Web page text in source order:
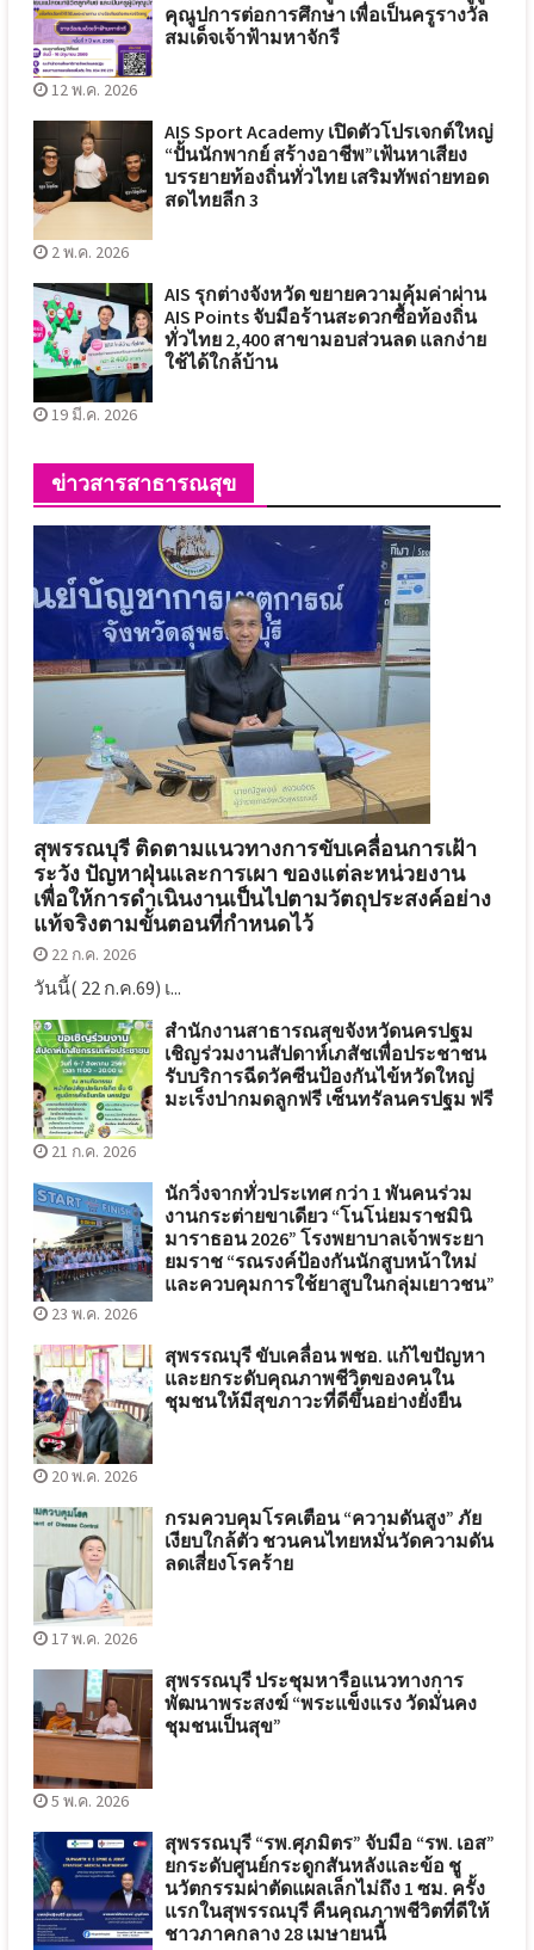
คุณูปการต่อการศึกษา เพื่อเป็นครูรางวัล
สมเด็จเจ้าฟ้ามหาจักรี
12 พ.ค. 2026
AIS Sport Academy เปิดตัวโปรเจกต์ใหญ่
“ปั้นนักพากย์ สร้างอาชีพ”เฟ้นหาเสียง
บรรยายท้องถิ่นทั่วไทย เสริมทัพถ่ายทอด
สดไทยลีก 3
2 พ.ค. 2026
AIS รุกต่างจังหวัด ขยายความคุ้มค่าผ่าน
AIS Points จับมือร้านสะดวกซื้อท้องถิ่น
ทั่วไทย 2,400 สาขามอบส่วนลด แลกง่าย
ใช้ได้ใกล้บ้าน
19 มี.ค. 2026
ข่าวสารสาธารณสุข
สุพรรณบุรี ติดตามแนวทางการขับเคลื่อนการเฝ้า
ระวัง ปัญหาฝุ่นและการเผา ของแต่ละหน่วยงาน
เพื่อให้การดำเนินงานเป็นไปตามวัตถุประสงค์อย่าง
แท้จริงตามขั้นตอนที่กำหนดไว้
22 ก.ค. 2026
วันนี้( 22 ก.ค.69) เ...
สำนักงานสาธารณสุขจังหวัดนครปฐม
เชิญร่วมงานสัปดาห์เภสัชเพื่อประชาชน
รับบริการฉีดวัคซีนป้องกันไข้หวัดใหญ่
มะเร็งปากมดลูกฟรี เซ็นทรัลนครปฐม ฟรี
21 ก.ค. 2026
นักวิ่งจากทั่วประเทศ กว่า 1 พันคนร่วม
งานกระต่ายขาเดียว “โนโน่ยมราชมินิ
มาราธอน 2026” โรงพยาบาลเจ้าพระยา
ยมราช “รณรงค์ป้องกันนักสูบหน้าใหม่
และควบคุมการใช้ยาสูบในกลุ่มเยาวชน”
23 พ.ค. 2026
สุพรรณบุรี ขับเคลื่อน พชอ. แก้ไขปัญหา
และยกระดับคุณภาพชีวิตของคนใน
ชุมชนให้มีสุขภาวะที่ดีขึ้นอย่างยั่งยืน
20 พ.ค. 2026
กรมควบคุมโรคเตือน “ความดันสูง” ภัย
เงียบใกล้ตัว ชวนคนไทยหมั่นวัดความดัน
ลดเสี่ยงโรคร้าย
17 พ.ค. 2026
สุพรรณบุรี ประชุมหารือแนวทางการ
พัฒนาพระสงฆ์ “พระแข็งแรง วัดมั่นคง
ชุมชนเป็นสุข”
5 พ.ค. 2026
สุพรรณบุรี “รพ.ศุภมิตร” จับมือ “รพ. เอส”
ยกระดับศูนย์กระดูกสันหลังและข้อ ชู
นวัตกรรมผ่าตัดแผลเล็กไม่ถึง 1 ซม. ครั้ง
แรกในสุพรรณบุรี คืนคุณภาพชีวิตที่ดีให้
ชาวภาคกลาง 28 เมษายนนี้